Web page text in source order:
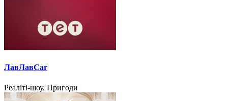
ЛавЛавCar
Реаліті-шоу, Пригоди